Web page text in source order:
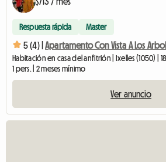
Respuesta rápida Master
5 (4) | Apartamento Con Vista A Los
Habitación en casa del anfitrión | Ixelles (1050) |
1 pers. | 2 meses mínimo
Ver anuncio